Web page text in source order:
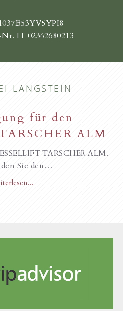
IT 02362680213
LANGSTEIN
für den
ALM
TARSCHER ALM.
Sie den…